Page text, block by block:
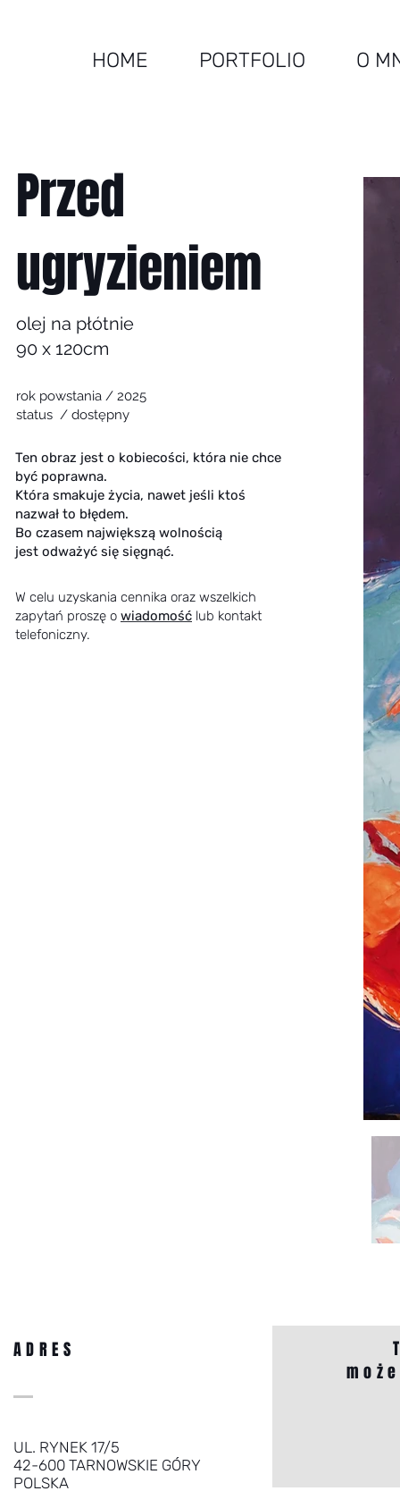
HOME PORTFOLIO O
Przed
ugryzieniem
olej na płótnie
90 x 120cm
rok powstania / 2025
status / dostępny
Ten obraz jest o kobiecości, która nie chce
być poprawna.
Która smakuje życia, nawet jeśli ktoś
nazwał to błędem.
Bo czasem największą wolnością
jest odważyć się sięgnąć.
W celu uzyskania cennika oraz wszelkich
zapytań proszę o wiadomość lub kontakt
telefoniczny.
ADRES
UL. RYNEK 17/5
42-600 TARNOWSKIE GÓRY
POLSKA